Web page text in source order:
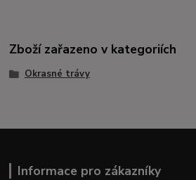
Zboží zařazeno v kategoriích
Okrasné trávy
Informace pro zákazníky